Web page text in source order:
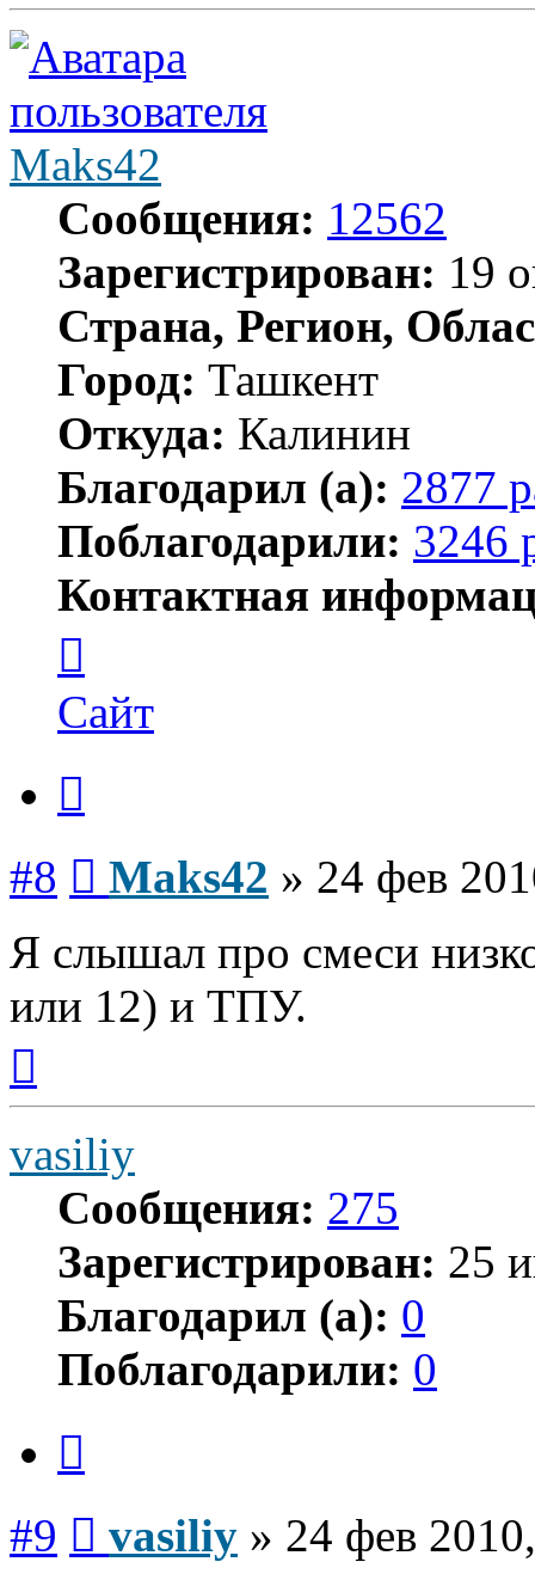
Maks42
Сообщения: 12562
Зарегистрирован: 19
Страна, Регион,
Город: Ташкент
Откуда: Калинин
Благодарил (а): 2877
Поблагодарили: 3246
Контактная
пользователя
Maks42
Сайт
#8 Maks42 » 24 фев
Я слышал про смеси
или 12) и ТПУ.
началу
vasiliy
Сообщения: 275
Зарегистрирован: 25
Благодарил (а): 0
Поблагодарили: 0
#9 vasiliy » 24 фев